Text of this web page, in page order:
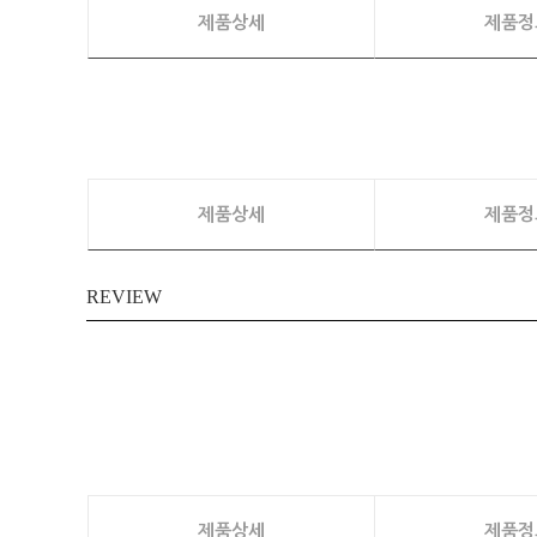
제품상세 제품
제품상세 제품
REVIEW
제품상세 제품